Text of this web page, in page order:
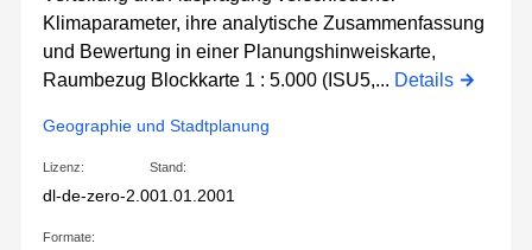
Klimaparameter, ihre analytische Zusammenfassung
und Bewertung in einer Planungshinweiskarte,
Raumbezug Blockkarte 1 : 5.000 (ISU5,... Details
Geographie und Stadtplanung
Lizenz:
dl-de-zero-2.0
Stand:
01.01.2001
Formate: